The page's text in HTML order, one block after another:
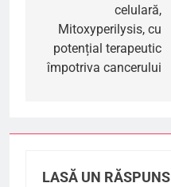
celulară,
Mitoxyperilysis, cu
potențial terapeutic
împotriva cancerului
LASĂ UN RĂSPUNS